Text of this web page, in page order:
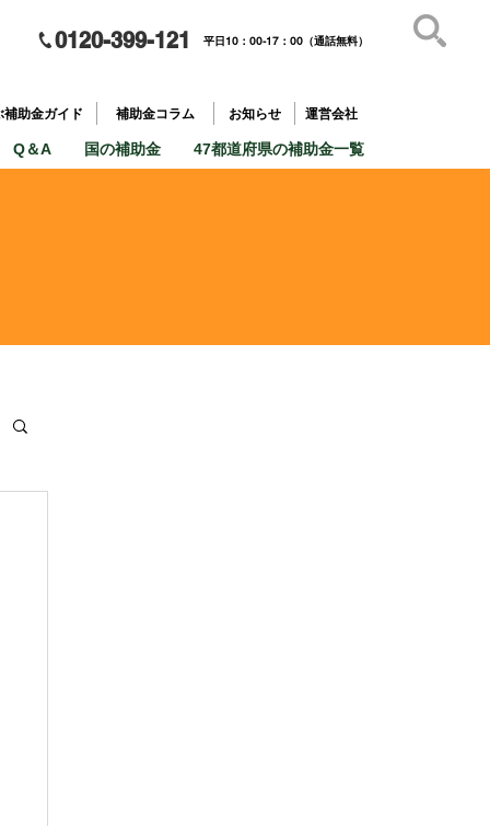
0120-399-121 平日10：00-17：00（通話無料）
助金ガイド 補助金コラム お知らせ 運営会社
Q＆A 国の補助金 47都道府県の補助金一覧